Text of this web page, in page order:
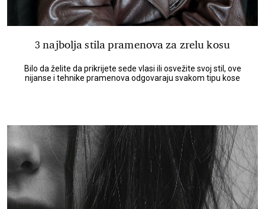
3 najbolja stila pramenova za zrelu kosu
Bilo da želite da prikrijete sede vlasi ili osvežite svoj stil, ove
nijanse i tehnike pramenova odgovaraju svakom tipu kose